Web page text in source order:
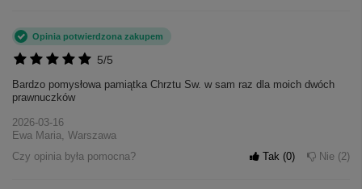
5/5
Opinia potwierdzona zakupem
Bardzo pomysłowa pamiątka Chrztu Sw. w sam raz dla moich dwóch
prawnuczków
2026-03-16
Ewa Maria, Warszawa
Czy opinia była pomocna?
Tak 0 Nie 2